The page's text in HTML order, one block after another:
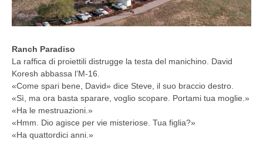
Ranch Paradiso
La raffica di proiettili distrugge la testa del manichino. David
Koresh abbassa l’M-16.
«Come spari bene, David» dice Steve, il suo braccio destro.
«Sì, ma ora basta sparare, voglio scopare. Portami tua moglie.»
«Ha le mestruazioni.»
«Hmm. Dio agisce per vie misteriose. Tua figlia?»
«Ha quattordici anni.»